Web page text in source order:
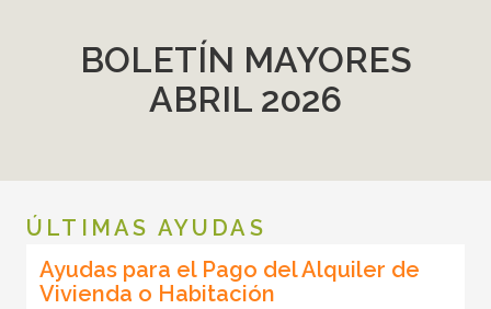
BOLETÍN MAYORES
ABRIL 2026
ÚLTIMAS AYUDAS
Ayudas para el Pago del Alquiler de
Vivienda o Habitación